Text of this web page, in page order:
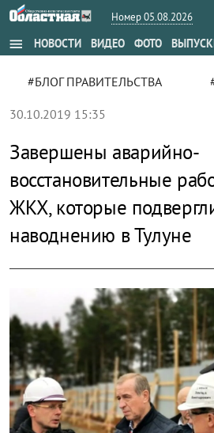
Номер 05.08.2026
menu НОВОСТИ ВИДЕО ФОТО
#БЛОГ ПРАВИТЕЛЬСТВА
30.10.2019 15:35
Завершены аварийно-
восстановительные
ЖКХ, которые
наводнению в Тулуне